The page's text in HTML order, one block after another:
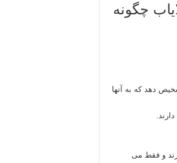
چگونه
دهد که به آنها
و فقط می